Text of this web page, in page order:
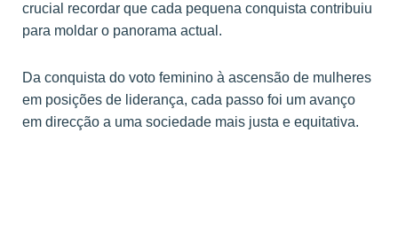
crucial recordar que cada pequena conquista contribuiu
para moldar o panorama actual.
Da conquista do voto feminino à ascensão de mulheres
em posições de liderança, cada passo foi um avanço
em direcção a uma sociedade mais justa e equitativa.